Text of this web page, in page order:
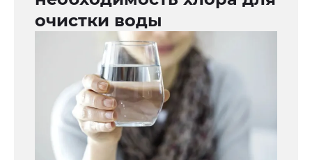
очистки воды